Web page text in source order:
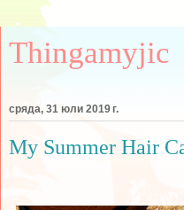
Thingamyjic
сряда, 31 юли 2019 г.
My Summer Hair